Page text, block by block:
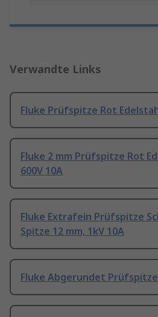
Verwandte Links
Fluke Prüfspitze Rot
Fluke 2 mm Prüfspitze Rot
600V 10A
Fluke Extrafein Prüfspitze
Spitze 12 mm, 1kV 10A
Fluke Abgerundet Prüfspitze